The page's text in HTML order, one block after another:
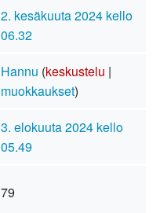
2. kesäkuuta 2024 kello
06.32
Hannu (keskustelu |
muokkaukset)
3. elokuuta 2024 kello
05.49
79